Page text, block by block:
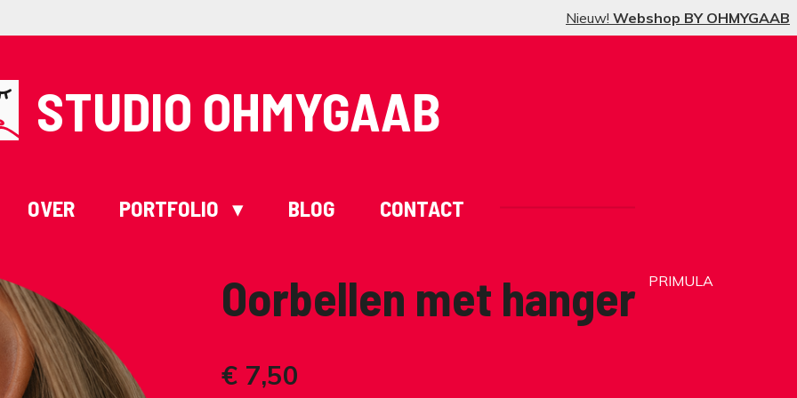
Nieuw! Webshop BY OHMYGAAB
STUDIO OHMYGAAB
OVER PORTFOLIO BLOG CONTACT
Oorbellen met hanger PRIMULA
€ 7,50